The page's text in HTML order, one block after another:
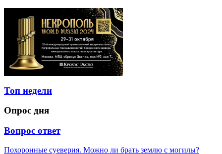
Топ недели
Опрос дня
Вопрос ответ
Похоронные суеверия. Можно ли брать землю с могилы?